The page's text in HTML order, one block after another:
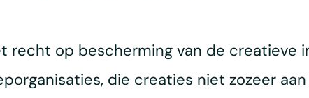
recht op bescherming van de creatieve
die creaties niet zozeer